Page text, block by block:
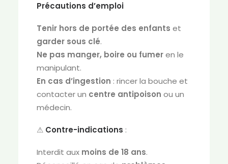
Précautions d’emploi
Tenir hors de portée des enfants et
garder sous clé.
Ne pas manger, boire ou fumeren le
manipulant.
En cas d’ingestion : rincer la bouche et
contacter un centre antipoison ou un
médecin.
⚠ Contre-indications :
Interdit aux moins de 18 ans.